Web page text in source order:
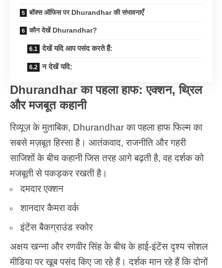
बॉक्स ऑफिस पर Dhurandhar की संभावनाएँ
कौन देखें Dhurandhar?
देखें यदि आप पसंद करते हैं:
न देखें यदि:
Dhurandhar का पहला हाफ: एक्शन, थ्रिल
और मजबूत कहानी
रिव्यूज़ के मुताबिक, Dhurandhar का पहला हाफ फिल्म का
सबसे मज़बूत हिस्सा है। आतंकवाद, राजनीति और गहरी
साजिशों के बीच कहानी जिस तरह आगे बढ़ती है, वह दर्शक को
मजबूती से पकड़कर रखती है।
दमदार एक्शन
शानदार कैमरा वर्क
इंटेंस बैकग्राउंड स्कोर
अक्षय खन्ना और रणवीर सिंह के बीच के हाई-इंटेंस दृश्य सोशल
मीडिया पर खूब पसंद किए जा रहे हैं। दर्शक मान रहे हैं कि दोनों